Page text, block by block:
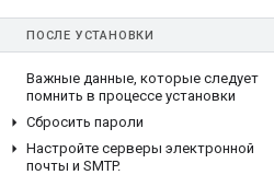
ПОСЛЕ УСТАНОВКИ
Важные данные, которые следует
помнить в процессе установки
Сбросить пароли
Настройте серверы электронной
почты и SMTP.